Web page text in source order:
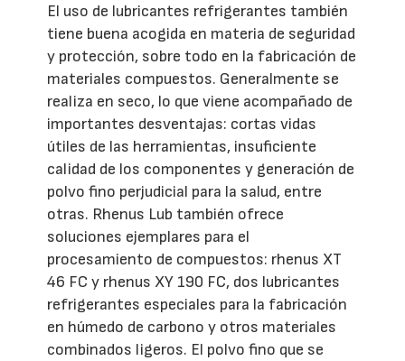
El uso de lubricantes refrigerantes también
tiene buena acogida en materia de seguridad
y protección, sobre todo en la fabricación de
materiales compuestos. Generalmente se
realiza en seco, lo que viene acompañado de
importantes desventajas: cortas vidas
útiles de las herramientas, insuficiente
calidad de los componentes y generación de
polvo fino perjudicial para la salud, entre
otras. Rhenus Lub también ofrece
soluciones ejemplares para el
procesamiento de compuestos: rhenus XT
46 FC y rhenus XY 190 FC, dos lubricantes
refrigerantes especiales para la fabricación
en húmedo de carbono y otros materiales
combinados ligeros. El polvo fino que se